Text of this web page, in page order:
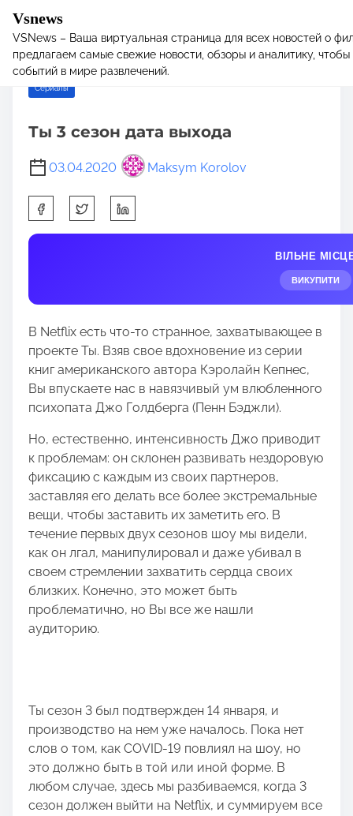
Vsnews
VSNews – Ваша виртуальная страница для всех новостей о
предлагаем самые свежие новости, обзоры и аналитику,
событий в мире развлечений.
Home/Сериалы / Ты 3 сезон дата выхода
Сериалы
Ты 3 сезон дата выхода
03.04.2020 Maksym Korolov
h
a
t
i
s
p
o
s
t
n
ВІЛЬНЕ
ВИКУПИТИ
В Netflix есть что-то странное, захватывающее в
проекте Ты. Взяв свое вдохновение из серии
книг американского автора Кэролайн Кепнес,
Вы впускаете нас в навязчивый ум влюбленного
психопата Джо Голдберга (Пенн Бэджли).
Но, естественно, интенсивность Джо приводит
к проблемам: он склонен развивать нездоровую
фиксацию с каждым из своих партнеров,
заставляя его делать все более экстремальные
вещи, чтобы заставить их заметить его. В
течение первых двух сезонов шоу мы видели,
как он лгал, манипулировал и даже убивал в
своем стремлении захватить сердца своих
близких. Конечно, это может быть
проблематично, но Вы все же нашли
аудиторию.
Ты сезон 3 был подтвержден 14 января, и
производство на нем уже началось. Пока нет
слов о том, как COVID-19 повлиял на шоу, но
это должно быть в той или иной форме. В
любом случае, здесь мы разбиваемся, когда 3
сезон должен выйти на Netflix, и суммируем все